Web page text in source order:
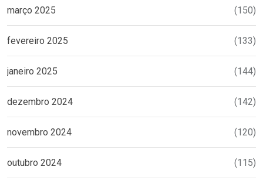
março 2025 (150)
fevereiro 2025 (133)
janeiro 2025 (144)
dezembro 2024 (142)
novembro 2024 (120)
outubro 2024 (115)